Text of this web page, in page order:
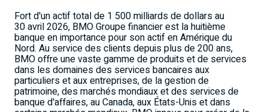
Fort d'un actif total de 1 500 milliards de dollars au
30avril 2026, BMO Groupe financier est la huitième
banque en importance pour son actif en Amérique du
Nord. Au service des clients depuis plus de 200 ans,
BMO offre une vaste gamme de produits et de services
dans les domaines des services bancaires aux
particuliers et aux entreprises, de la gestion de
patrimoine, des marchés mondiaux et des services de
banque d'affaires, au Canada, aux États-Unis et dans